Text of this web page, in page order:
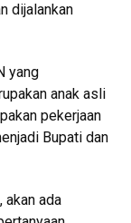
dijalankan
yang
anak asli
pekerjaan
Bupati dan
akan ada